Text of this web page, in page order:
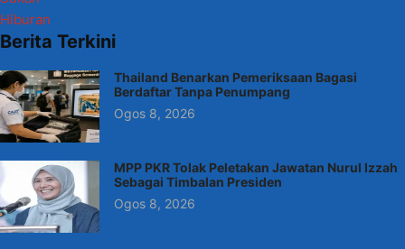
Hiburan
Berita Terkini
Thailand Benarkan Pemeriksaan Bagasi
Berdaftar Tanpa Penumpang
Ogos 8, 2026
MPP PKR Tolak Peletakan Jawatan Nurul Izzah
Sebagai Timbalan Presiden
Ogos 8, 2026